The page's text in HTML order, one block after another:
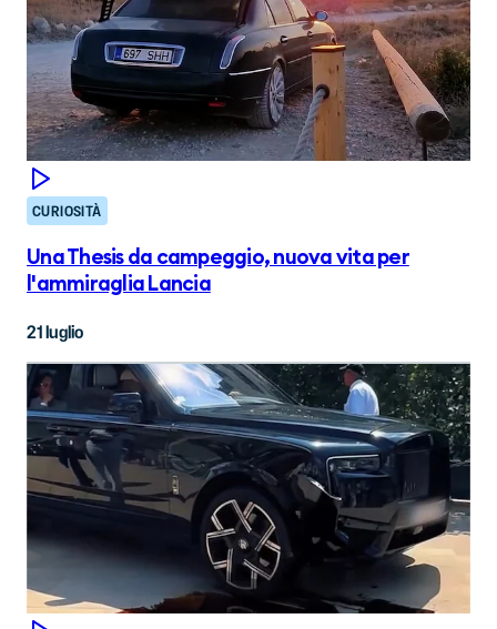
CURIOSITÀ
Una Thesis da campeggio, nuova vita per
l'ammiraglia Lancia
21 luglio